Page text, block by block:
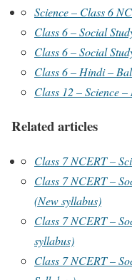
Science – Class 6
Class 6 – Social
Class 6 – Social
Class 6 – Hindi –
Class 12 – Science
Related articles
Class 7 NCERT –
Class 7 NCERT –
(New syllabus)
Class 7 NCERT –
syllabus)
Class 7 NCERT –